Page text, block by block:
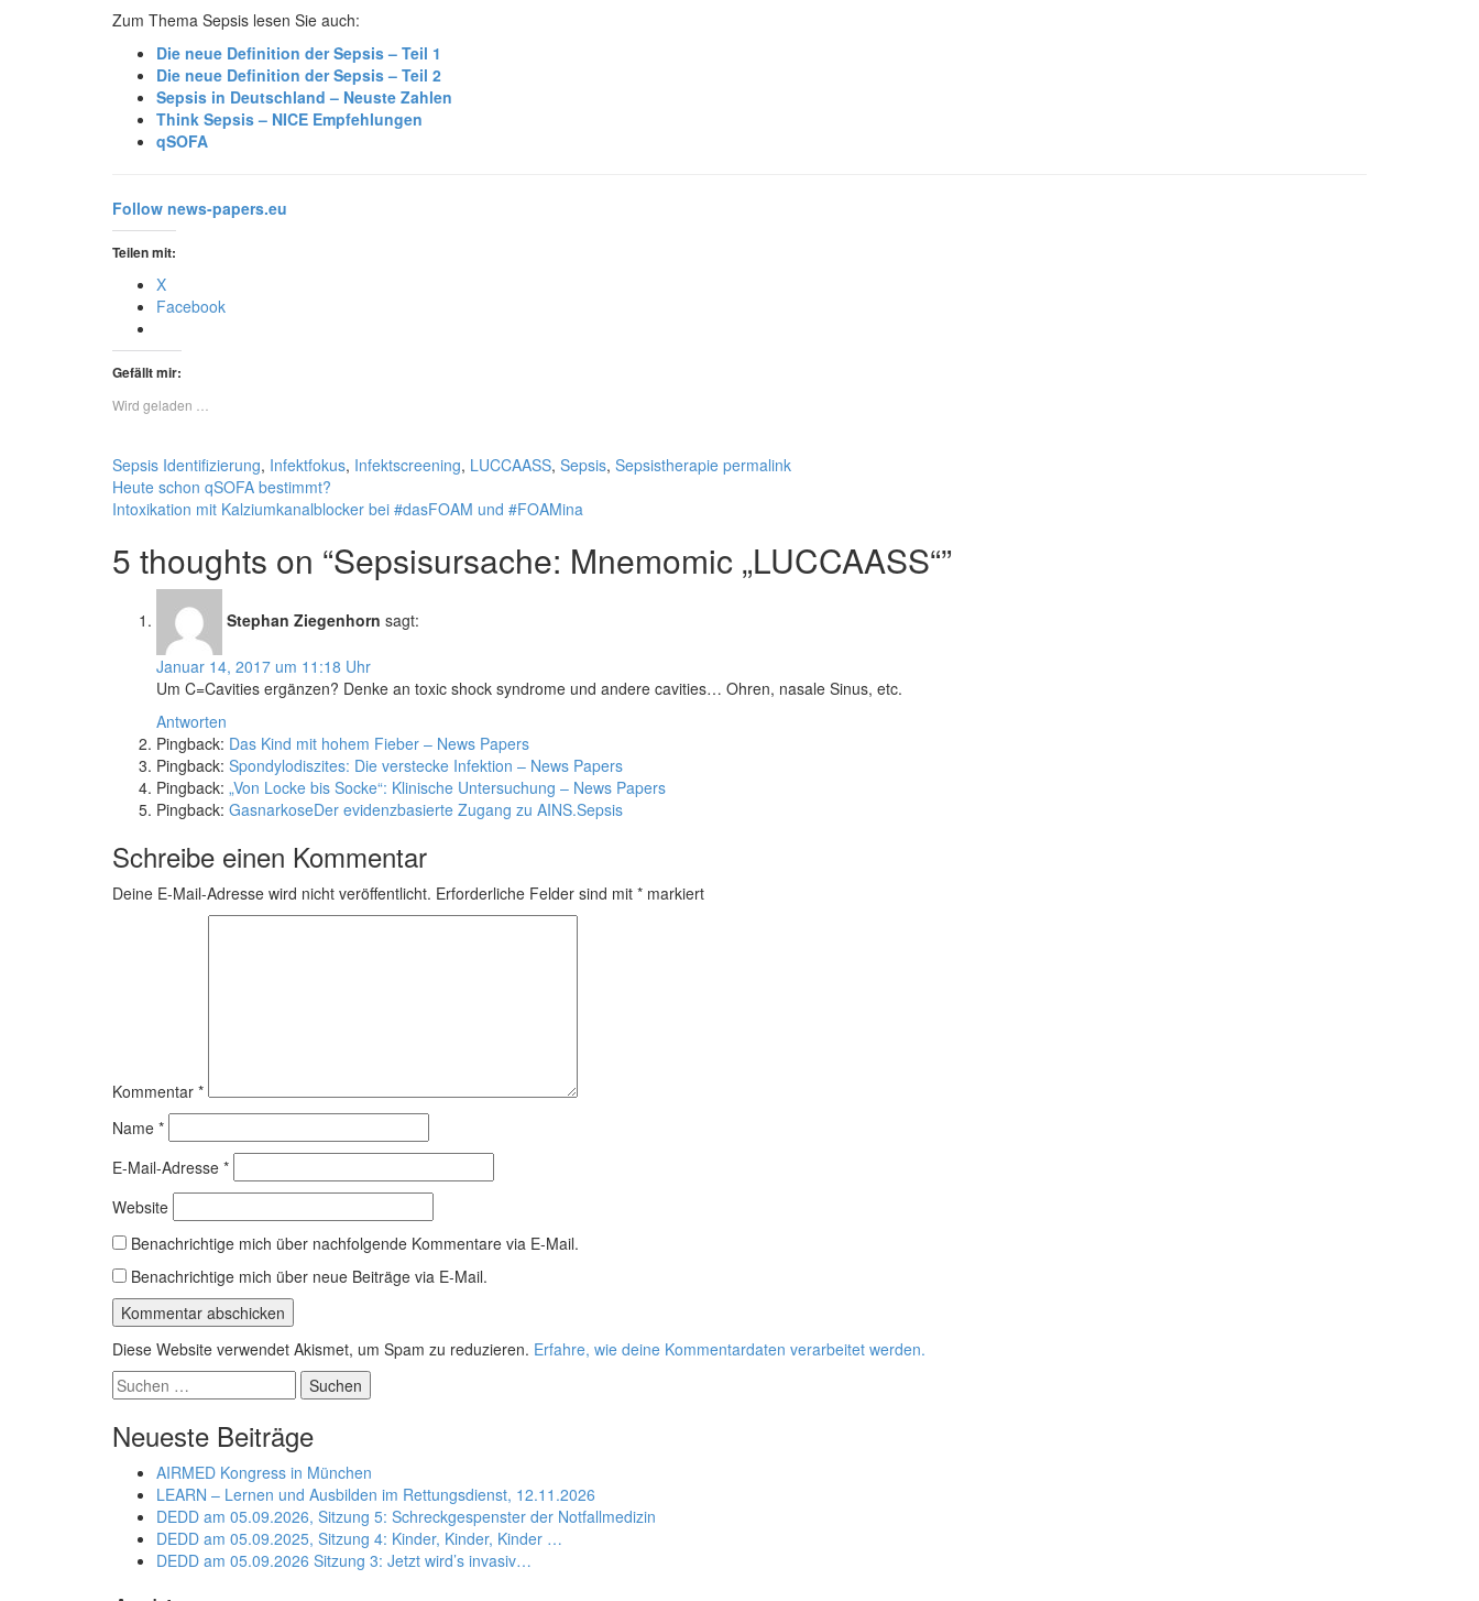
Zum Thema Sepsis lesen Sie auch:
Die neue Definition der Sepsis – Teil 1
Die neue Definition der Sepsis – Teil 2
Sepsis in Deutschland – Neuste Zahlen
Think Sepsis – NICE Empfehlungen
qSOFA
Follow news-papers.eu
Teilen mit:
X
Facebook
Gefällt mir:
Wird geladen …
Sepsis Identifizierung, Infektfokus, Infektscreening, LUCCAASS, Sepsis, Sepsistherapie permalink
Heute schon qSOFA bestimmt?
Intoxikation mit Kalziumkanalblocker bei #dasFOAM und #FOAMina
5 thoughts on “Sepsisursache: Mnemomic „LUCCAASS“”
Stephan Ziegenhorn sagt:
Januar 14, 2017 um 11:18 Uhr
Um C=Cavities ergänzen? Denke an toxic shock syndrome und andere cavities… Ohren, nasale Sinus, etc.
Antworten
Pingback: Das Kind mit hohem Fieber – News Papers
Pingback: Spondylodiszites: Die verstecke Infektion – News Papers
Pingback: „Von Locke bis Socke“: Klinische Untersuchung – News Papers
Pingback: GasnarkoseDer evidenzbasierte Zugang zu AINS.Sepsis
Schreibe einen Kommentar
Deine E-Mail-Adresse wird nicht veröffentlicht. Erforderliche Felder sind mit * markiert
Kommentar *
Name *
E-Mail-Adresse *
Website
Benachrichtige mich über nachfolgende Kommentare via E-Mail.
Benachrichtige mich über neue Beiträge via E-Mail.
Diese Website verwendet Akismet, um Spam zu reduzieren. Erfahre, wie deine Kommentardaten verarbeitet werden.
Suchen
nach:
Neueste Beiträge
AIRMED Kongress in München
LEARN – Lernen und Ausbilden im Rettungsdienst, 12.11.2026
DEDD am 05.09.2026, Sitzung 5: Schreckgespenster der Notfallmedizin
DEDD am 05.09.2025, Sitzung 4: Kinder, Kinder, Kinder …
DEDD am 05.09.2026 Sitzung 3: Jetzt wird’s invasiv…